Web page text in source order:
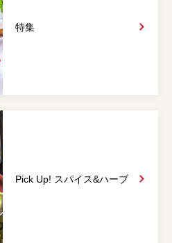
特集
Pick Up! スパイス&ハーブ